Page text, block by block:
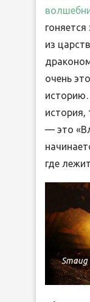
из
очень
история,
— это
где